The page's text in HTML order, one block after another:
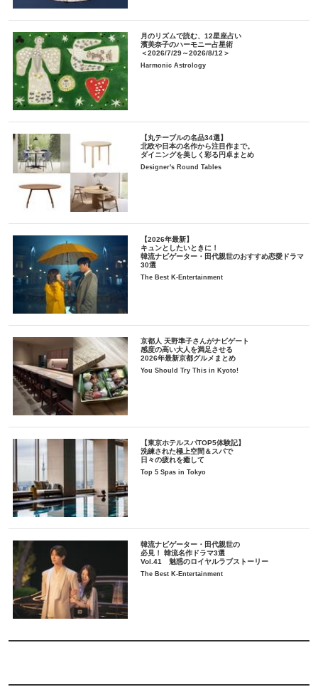
月のリズムで読む、12星座占い
濱美奈子のハーモニー占星術
＜2026/7/29～2026/8/12＞
Harmonic Astrology
【丸テーブルの名品34選】
北欧や日本の名作から注目作まで。
ダイニングを美しく彩る円卓まとめ
Designer's Round Tables
【2026年最新】
キュンとしたいときに！
韓流ナビゲーター・田代親世のおすすめ恋愛ドラマ
30選
The Best K-Entertainment
京都人 天野準子さんがナビゲート
感度の高い大人を満足させる
2026年最新京都グルメまとめ
You Should Try This in Kyoto!
【東京ホテルスパTOP5体験記】
洗練された極上空間＆スパで
日々の疲れを癒して
Top 5 Spas in Tokyo
韓流ナビゲーター・田代親世の
必見！ 韓流名作ドラマ3選
Vol.41 魅惑のロイヤルラブストーリー
The Best K-Entertainment